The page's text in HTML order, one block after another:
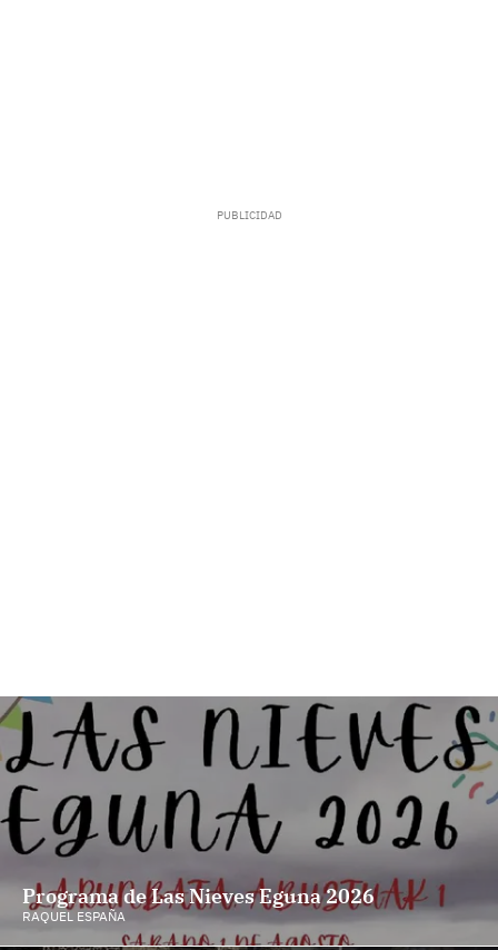
Programa de Las Nieves Eguna 2026
RAQUEL ESPAÑA